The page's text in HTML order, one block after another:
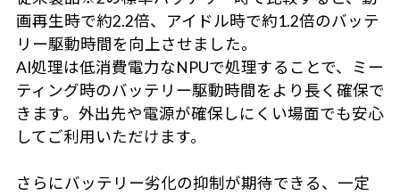
画再生時で約2.2倍、アイドル時で約1.2倍のバッテ
リー駆動時間を向上させました。
AI処理は低消費電力なNPUで処理することで、ミー
ティング時のバッテリー駆動時間をより長く確保で
きます。外出先や電源が確保しにくい場面でも安心
してご利用いただけます。
さらにバッテリー劣化の抑制が期待できる、一定